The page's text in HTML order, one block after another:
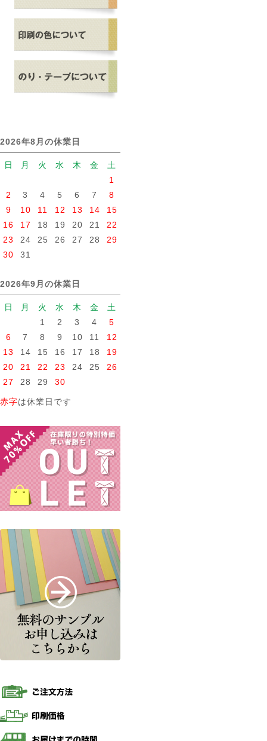
2026年8月の休業日
日 月 火 水 木 金
土
1
2
3 4 5 6 7
8
9
10 11 12 13 14
15
16
17 18 19 20 21
22
23
24 25 26 27 28
29
30
31
2026年9月の休業日
日 月 火 水 木 金
土
1
2 3 4
5
6
7 8 9 10 11
12
13
14 15 16 17 18
19
20
21 22 23 24 25
26
27
28 29 30
赤字は休業日です